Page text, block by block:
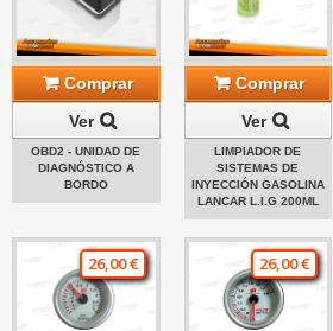
Comprar
Ver
OBD2 - UNIDAD DE
DIAGNÓSTICO A
BORDO
Comprar
Ver
LIMPIADOR DE
SISTEMAS DE
INYECCIÓN GASOLINA
LANCAR L.I.G 200ML
26,00 € 26,00 €